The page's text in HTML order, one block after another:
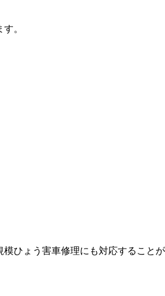
。
ひょう害車修理にも対応することが